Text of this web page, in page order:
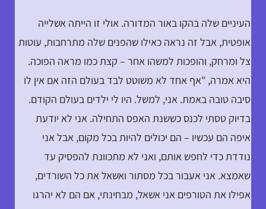
העיניים שלה בהקו באור המדורה. אולי זו הייתה אשלייה
אופטית, אבל זה נראה כאילו שהפנים שלה מתרחבות, עוטות
צל ומרחק, והופכות למשהו אחר – קצת כמו מראה הפוכה.
היא אמרה, "אף אחד לא משוטט לבד בעולם הזה אם אין לו
סיבה טובה באמת. אני, למשל. היו לי ילדים בעולם הקודם.
בדיוק טסתי לכנס כששנת האפס התחילה. אני לא יודעת
איפה הם עכשיו – הם יכולים להיות בכל מקום, אבל אני
נודדת כדי לחפש אותם, ואני לא מתכוונת להפסיק עד
שאמצא. אני אעבור בכל מסתור ואשאל את כל השורדים,
אפילו את הטורפים אני אשאל, מבחינתי, אם הם לא יהרגו